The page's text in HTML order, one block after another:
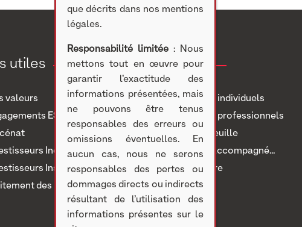
utiles
valeurs
ESG
Individuels
Institutionnels
des réclamations
Investir
Investisseurs individuels
Investisseurs professionnels
Notre portefeuille
Nous avons accompagné...
Nous rejoindre
que décrits dans nos mentions
légales.
Responsabilité limitée: Nous
mettons tout en œuvre pour
garantir l’exactitude des
informations présentées, mais
ne pouvons être tenus
responsables des erreurs ou
omissions éventuelles. En
aucun cas, nous ne serons
responsables des pertes ou
dommages directs ou indirects
résultant de l’utilisation des
informations présentes sur le